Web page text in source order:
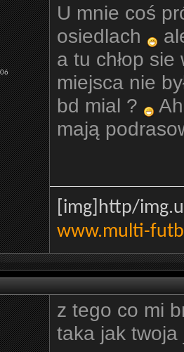
U mnie coś
osiedlach
a tu chłop
miejsca nie
bd mial ?
mają
[img]http/
www.multi-
z tego co mi
taka jak